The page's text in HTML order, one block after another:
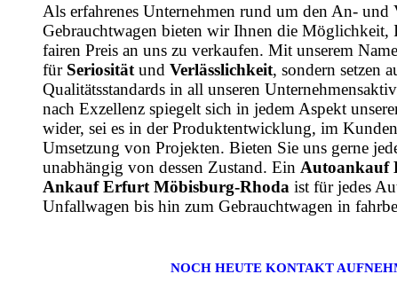
Als erfahrenes Unternehmen rund um den An- und
Gebrauchtwagen bieten wir Ihnen die Möglichkeit,
fairen Preis an uns zu verkaufen. Mit unserem
für Seriosität und Verlässlichkeit, sondern setzen
Qualitätsstandards in all unseren
nach Exzellenz spiegelt sich in jedem Aspekt
wider, sei es in der Produktentwicklung, im
Umsetzung von Projekten. Bieten Sie uns gerne
unabhängig von dessen Zustand. Ein Autoankauf
Ankauf Erfurt Möbisburg-Rhoda ist für jedes
Unfallwagen bis hin zum Gebrauchtwagen in
NOCH HEUTE KONTAKT